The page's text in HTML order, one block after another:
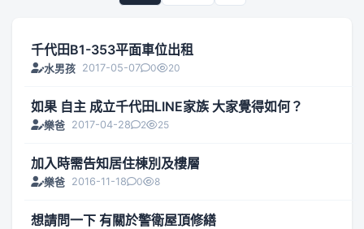
千代田B1-353平面車位出租
水男孩 2017-05-07 0 20
如果 自主 成立千代田LINE家族 大家覺得如何？
樂爸 2017-04-28 2 25
加入時需告知居住棟別及樓層
樂爸 2016-11-18 0 8
想請問一下 有關於警衛屋頂修繕